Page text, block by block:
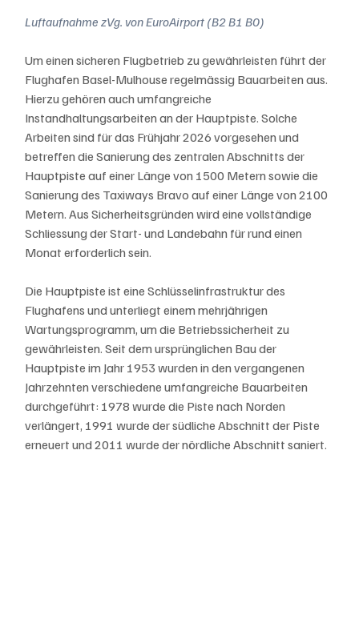
Luftaufnahme zVg. von EuroAirport (B2 B1 B0)
Um einen sicheren Flugbetrieb zu gewährleisten führt der
Flughafen Basel-Mulhouse regelmässig Bauarbeiten aus.
Hierzu gehören auch umfangreiche
Instandhaltungsarbeiten an der Hauptpiste. Solche
Arbeiten sind für das Frühjahr 2026 vorgesehen und
betreffen die Sanierung des zentralen Abschnitts der
Hauptpiste auf einer Länge von 1500 Metern sowie die
Sanierung des Taxiways Bravo auf einer Länge von 2100
Metern. Aus Sicherheitsgründen wird eine vollständige
Schliessung der Start- und Landebahn für rund einen
Monat erforderlich sein.
Die Hauptpiste ist eine Schlüsselinfrastruktur des
Flughafens und unterliegt einem mehrjährigen
Wartungsprogramm, um die Betriebssicherheit zu
gewährleisten. Seit dem ursprünglichen Bau der
Hauptpiste im Jahr 1953 wurden in den vergangenen
Jahrzehnten verschiedene umfangreiche Bauarbeiten
durchgeführt: 1978 wurde die Piste nach Norden
verlängert, 1991 wurde der südliche Abschnitt der Piste
erneuert und 2011 wurde der nördliche Abschnitt saniert.